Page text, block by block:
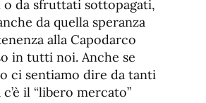
da sfruttati sottopagati,
da quella speranza
alla Capodarco
in tutti noi. Anche se
ci sentiamo dire da tanti
il “libero mercato”